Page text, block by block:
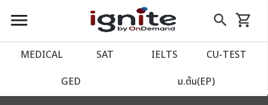
close
account_balance หน้าแรก
เว็บไซต์อิกไนท์
menu search
Skip
to
shopping_cart
รถเข็น
MEDICAL SAT IELTS CU‑TEST
GED ม.ต้น(EP)
We could not find anything for 80002019